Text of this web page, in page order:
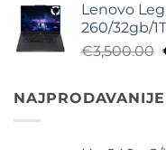
Lenovo
260/32gb/
€3,500.00
je
NAJPRODAVANIJE